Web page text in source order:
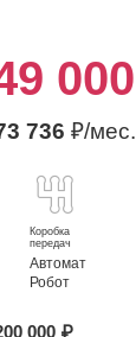
000
736₽/мес.
Коробка
передач
Автомат
Робот
000 ₽